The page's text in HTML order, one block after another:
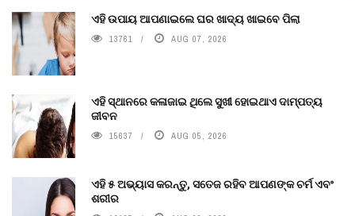
ଏହି ଉପାୟ ଆପଣାଇଲେ ଘର ଖାଦ୍ୟ ଖାଇବେ ପିଲା
13761 AUG 07, 2026
ଏହି ସ୍ଥାନରେ କଳାଜାଇ ଥିଲେ ସୁଖୀ ହୋଇଥାଏ ଦାମ୍ପତ୍ୟ
ଜୀବନ
15637 AUG 05, 2026
ଏହି ୫ ଅଭ୍ୟାସ କରନ୍ତୁ, ସତେଜ ରହିବ ଆପଣଙ୍କ ଚର୍ମ ଏବଂ
ଶରୀର